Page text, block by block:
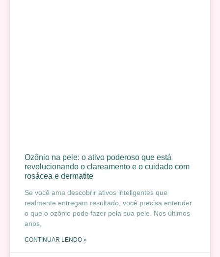
Ozônio na pele: o ativo poderoso que está
revolucionando o clareamento e o cuidado com
rosácea e dermatite
Se você ama descobrir ativos inteligentes que
realmente entregam resultado, você precisa entender
o que o ozônio pode fazer pela sua pele. Nos últimos
anos,
CONTINUAR LENDO »